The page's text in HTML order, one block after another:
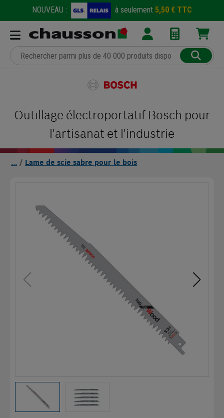
NOUVEAU : à seulement 5,50 € TTC
Outillage électroportatif Bosch pour
l'artisanat et l'industrie
Lame de scie sabre pour le bois